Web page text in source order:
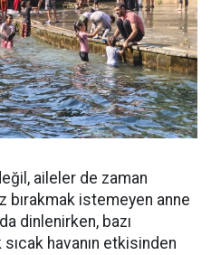
aileler de zaman
bırakmak istemeyen anne
dinlenirken, bazı
havanın etkisinden